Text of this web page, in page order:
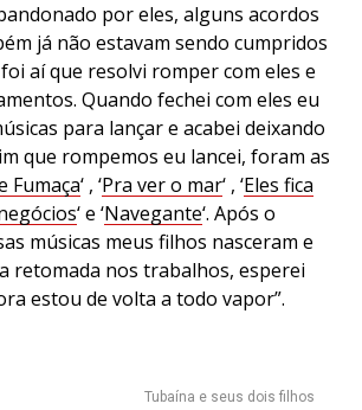
por eles, alguns acordos
já não estavam sendo cumpridos
aí que resolvi romper com eles e
Quando fechei com eles eu
para lançar e acabei deixando
que rompemos eu lancei, foram as
Fumaça‘ , ‘Pra ver o mar‘ , ‘Eles fica
‘ e ‘Navegante‘. Após o
músicas meus filhos nasceram e
retomada nos trabalhos, esperei
estou de volta a todo vapor”.
Tubaína e seus dois filhos